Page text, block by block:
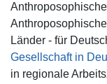
Länder - für
Gesellschaft in
in regionale